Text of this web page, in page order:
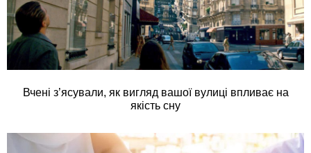
Вчені з’ясували, як вигляд вашої вулиці впливає на
якість сну